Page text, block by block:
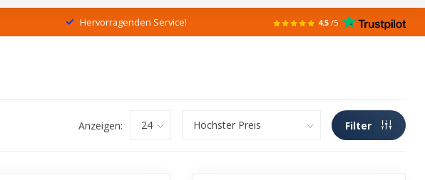
Hervorragenden Service! 4.5 /5
Anzeigen: Filter